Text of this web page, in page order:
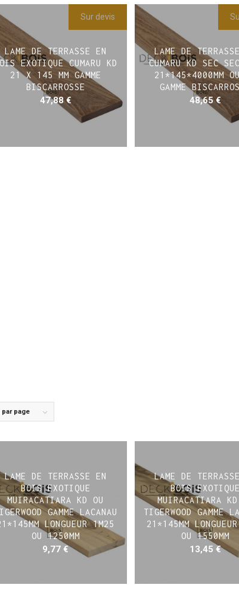
Sur devis
LAME DE TERRASSE EN
EXOTIQUE CUMARU KD
21 X 145 MM GAMME
BISCARROSSE
47,88€
LAME DE
CUMARU KD SEC
21*145*4000MM
GAMME
48,65€
page
LAME DE TERRASSE EN
BOIS EXOTIQUE
MUIRACATIARA KD OU
GAMME LACANAU
LONGUEUR 1M25
OU 1250MM
9,77 €
LAME DE
BOIS EXOTIQUE
MUIRACATIARA
TIGERWOOD GAMME
21*145MM
OU 1550MM
13,45€